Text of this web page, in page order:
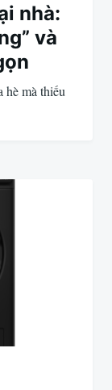
nhà:
và
hè mà thiếu